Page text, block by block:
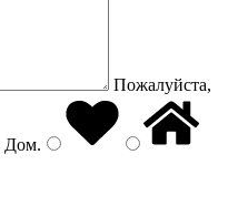
Пожалуйста,
Дом.